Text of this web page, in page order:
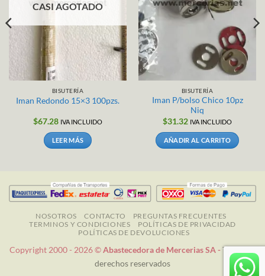
CASI AGOTADO
BISUTERÍA
Iman Redondo 15×3 100pzs.
$67.28 IVA INCLUIDO
LEER MÁS
BISUTERÍA
Iman P/bolso Chico 10pz
Niq
$31.32 IVA INCLUIDO
AÑADIR AL CARRITO
NOSOTROS CONTACTO
PREGUNTAS FRECUENTES
TERMINOS Y CONDICIONES
POLÍTICAS DE PRIVACIDAD
POLÍTICAS DE DEVOLUCIONES
Copyright 2000 - 2026 ©Abastecedora de Mercerias SA -Todos los
derechos reservados